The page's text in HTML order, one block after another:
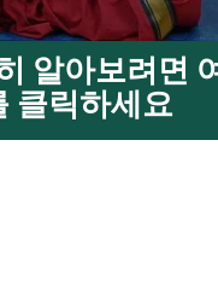
알아보려면
클릭하세요